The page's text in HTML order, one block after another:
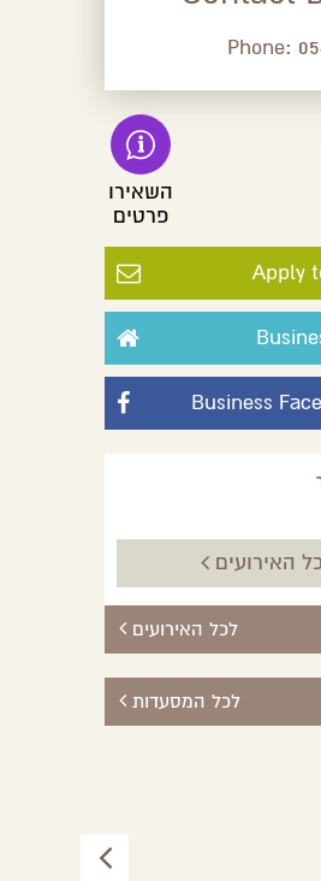
Phone:
השאירו
פרטים
Apply
Business
האירועים
לכל האירועים
לכל המסעדות